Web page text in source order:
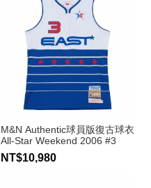
M&N Authentic球員版復古球衣
All-Star Weekend 2006 #3
Allen Iverson
NT$10,980